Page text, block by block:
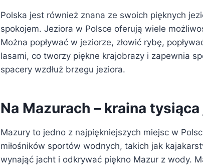
Polska jest również znana ze swoich pięknych
spokojem. Jeziora w Polsce oferują wiele
Można popływać w jeziorze, złowić rybę,
lasami, co tworzy piękne krajobrazy i zapewnia
spacery wzdłuż brzegu jeziora.
Na Mazurach – kraina
Mazury to jedno z najpiękniejszych miejsc w
miłośników sportów wodnych, takich jak
wynająć jacht i odkrywać piękno Mazur z wody.